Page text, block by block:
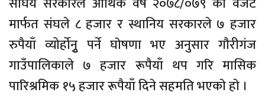
मार्फत संघले ८ हजार र स्थानिय सरकारले ७ हजार
रुपैयाँ व्योर्होनुृ पर्ने घाेषणा भए अनुसार गाैरीगंज
गाउँपालिकाले ७ हजार रूपैयाँ थप गरि मासिक
पारिश्रमिक १५ हजार रूपैयाँ दिने सहमति भएकाे हाे ।